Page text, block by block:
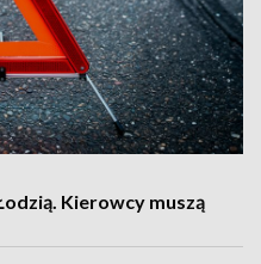
Kierowcy muszą